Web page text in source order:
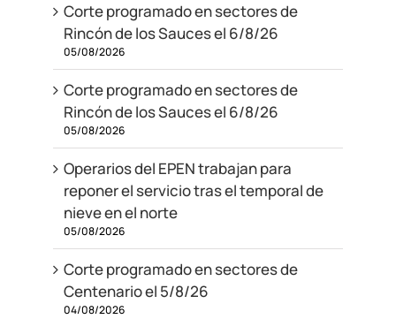
Corte programado en sectores de
Rincón de los Sauces el 6/8/26
05/08/2026
Corte programado en sectores de
Rincón de los Sauces el 6/8/26
05/08/2026
Operarios del EPEN trabajan para
reponer el servicio tras el temporal de
nieve en el norte
05/08/2026
Corte programado en sectores de
Centenario el 5/8/26
04/08/2026